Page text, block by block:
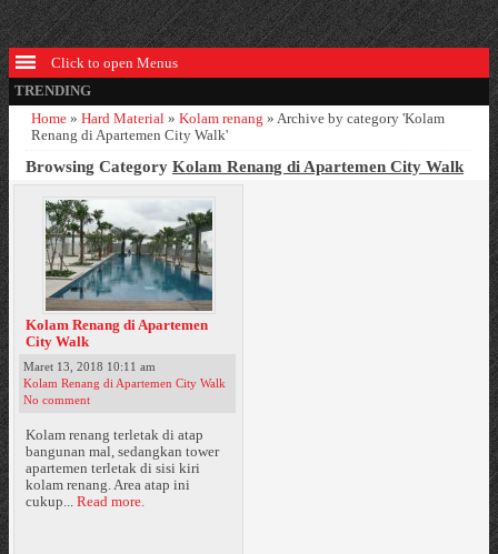
Click to open Menus
TRENDING
Home » Hard Material » Kolam renang » Archive by category 'Kolam
Renang di Apartemen City Walk'
Browsing Category Kolam Renang di Apartemen City Walk
Kolam Renang di Apartemen
City Walk
Maret 13, 2018 10:11 am
Kolam Renang di Apartemen City Walk
No comment
Kolam renang terletak di atap
bangunan mal, sedangkan tower
apartemen terletak di sisi kiri
kolam renang. Area atap ini
cukup... Read more.